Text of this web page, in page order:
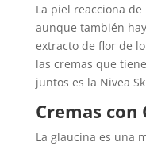
La piel reacciona
aunque también
extracto de flor de
las cremas que
juntos es la Nivea
Cremas con
La glaucina es una